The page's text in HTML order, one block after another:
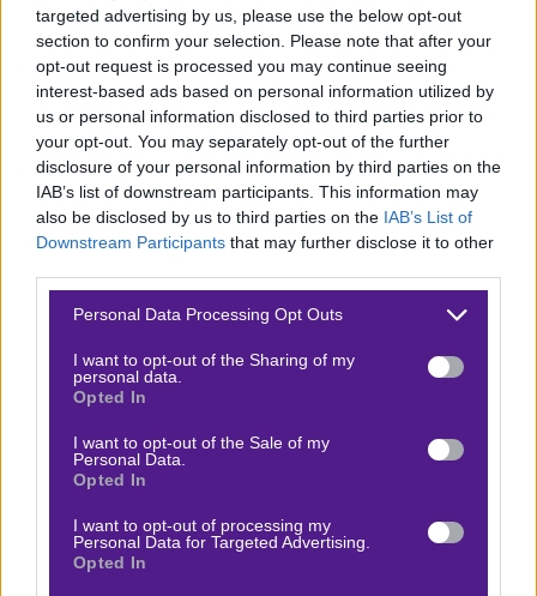
targeted advertising by us, please use the below opt-out
section to confirm your selection. Please note that after your
opt-out request is processed you may continue seeing
interest-based ads based on personal information utilized by
us or personal information disclosed to third parties prior to
your opt-out. You may separately opt-out of the further
disclosure of your personal information by third parties on the
IAB’s list of downstream participants. This information may
also be disclosed by us to third parties on the IAB’s List of
Downstream Participants that may further disclose it to other
Please note that this website/app uses one or more Google
not limited to your visit or usage behaviour. You may click to
grant or deny consent to Google and its third-party tags to
use your data for below specified purposes in below Google
consent section.
Personal Data Processing Opt Outs
I want to opt-out of the Sharing of my
personal data.
Opted In
I want to opt-out of the Sale of my
Personal Data.
Opted In
I want to opt-out of processing my
Personal Data for Targeted Advertising.
Opted In
Αγχωμένη Σεβίλλη
Η Σεβίλλη παραπαίει με τέσσερις ήττες στις τελευταίες
έξι αγωνιστικές και
το φάσμα του υποβιβασμού
πλανάταιστο «Πιθχουάν» προκαλώντας άγχος και
αμφιβολίες. Για όλους, από τον Αλμέιδα και τους
παίκτες, μέχρι τη διοίκηση. Και μόνο ότι σκέφτονται να
πάρουν ελεύθερο τον Σέρχιο Ράμος, που τον άλλο
μήνα κλείνει τα 40 του χρόνια, καταδεικνύει το μέγεθος
της κατάστασης. Λεφτά για κανονικές μεταγραφές, ούτε
Το 4-1 της Δευτέρας στη Μαγιόρκα ήταν βαρύ, αν και
περίπτωση, το σετ αποδόσεων απέναντι στη Χιρόνα
μοιάζει λανθασμένο, με τον άσο στο 2.10 και το διπλό
να ξεφεύγει. Υπενθυμίζεται ότι η Χιρόνα πριν από την
ήττα της προηγούμενης εβδομάδας στο Οβιέδο, έτρεξε